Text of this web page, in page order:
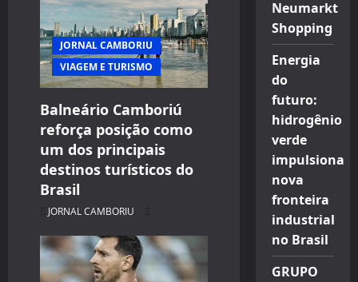
a
t
i
o
n
JORNAL CAMBORIU
VIAGEM E TURISMO
Balneário Camboriú
reforça posição como
um dos principais
destinos turísticos do
Brasil
JORNAL CAMBORIU
Neumarkt
Shopping
Energia
do
futuro:
hidrogênio
verde
impulsiona
nova
fronteira
industrial
no Brasil
GRUPO